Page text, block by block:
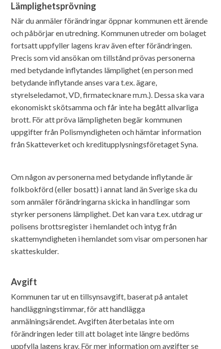
Lämplighetsprövning
När du anmäler förändringar öppnar kommunen ett ärende
och påbörjar en utredning. Kommunen utreder om bolaget
fortsatt uppfyller lagens krav även efter förändringen.
Precis som vid ansökan om tillstånd prövas personerna
med betydande inflytandes lämplighet (en person med
betydande inflytande anses vara t.ex. ägare,
styrelseledamot, VD, firmatecknare m.m.). Dessa ska vara
ekonomiskt skötsamma och får inte ha begått allvarliga
brott. För att pröva lämpligheten begär kommunen
uppgifter från Polismyndigheten och hämtar information
från Skatteverket och kreditupplysningsföretaget Syna.
Om någon av personerna med betydande inflytande är
folkbokförd (eller bosatt) i annat land än Sverige ska du
som anmäler förändringarna skicka in handlingar som
styrker personens lämplighet. Det kan vara t.ex. utdrag ur
polisens brottsregister i hemlandet och intyg från
skattemyndigheten i hemlandet som visar om personen har
skatteskulder.
Avgift
Kommunen tar ut en tillsynsavgift, baserat på antalet
handläggningstimmar, för att handlägga
anmälningsärendet. Avgiften återbetalas inte om
förändringen leder till att bolaget inte längre bedöms
uppfylla lagens krav. För mer information om avgifter se